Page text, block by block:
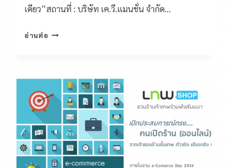
เดียว”สถานที่ : บริษัท เค.วี.แมนชั่น จำกัด…
อ่านต่อ